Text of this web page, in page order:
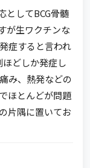
としてBCG骨髄
が生ワクチンな
症すると言われ
どしか発症し
み、熱発などの
ほとんどが問題
片隅に置いてお